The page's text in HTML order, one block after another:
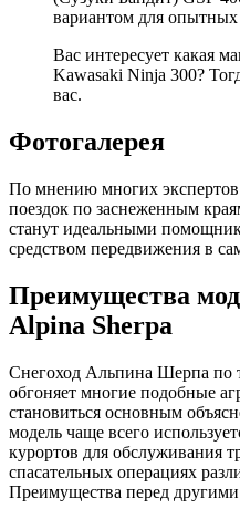
вариантом для
Вас интересует какая
Kawasaki Ninja 300?
вас.
Фотогалерея
По мнению многих
поездок по заснеженным
станут идеальными
средством передвижения в
Преимущества
Alpina Sherpa
Снегоход Альпина Шерпа по
обгоняет многие подобные
становиться основным
модель чаще всего
курортов для обслуживания
спасательных операциях
Преимущества перед